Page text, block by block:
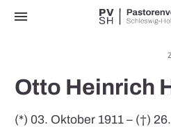
menu
Otto Heinrich
(*) 03. Oktober 1911 – (†)